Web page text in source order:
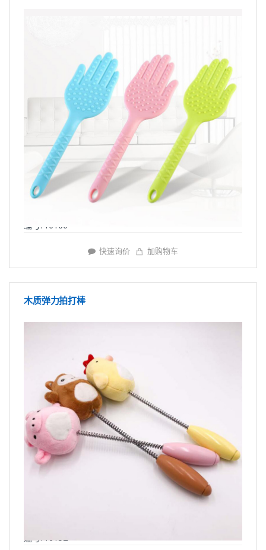
编号: Y6160
快速询价 加购物车
木质弹力拍打棒
编号: Y6152